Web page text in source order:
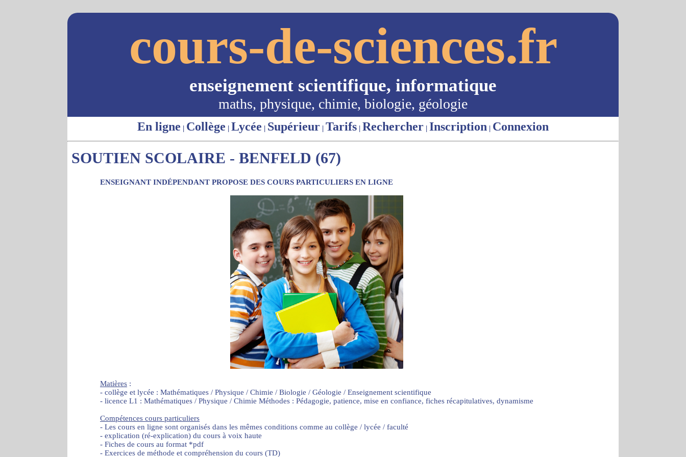
cours-de-sciences.fr
enseignement scientifique, informatique
maths, physique, chimie, biologie, géologie
En ligne | Collège | Lycée | Supérieur | Tarifs | Rechercher | Inscription | Connexion
SOUTIEN SCOLAIRE - BENFELD (67)
ENSEIGNANT INDÉPENDANT PROPOSE DES COURS PARTICULIERS EN LIGNE
Matières :
- collège et lycée : Mathématiques / Physique / Chimie / Biologie / Géologie / Enseignement scientifique
- licence L1 : Mathématiques / Physique / Chimie Méthodes : Pédagogie, patience, mise en confiance, fiches récapitulatives, dynamisme
Compétences cours particuliers
- Les cours en ligne sont organisés dans les mêmes conditions comme au collège / lycée / faculté
- explication (ré-explication) du cours à voix haute
- Fiches de cours au format *pdf
- Exercices de méthode et compréhension du cours (TD)